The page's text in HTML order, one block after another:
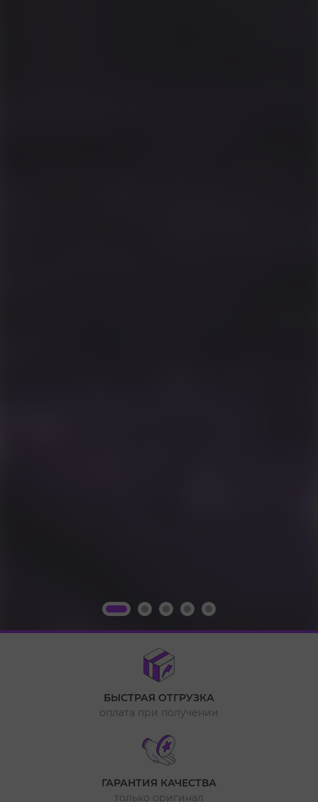
БЫСТРАЯ ОТГРУЗКА
оплата при получении
ГАРАНТИЯ КАЧЕСТВА
только оригинал